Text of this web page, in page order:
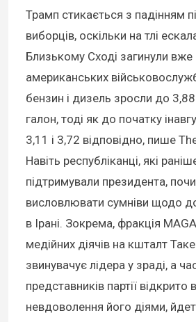
Трамп стикається з падінням
виборців, оскільки на тлі
Близькому Сході загинули вже
американських
бензин і дизель зросли до
галон, тоді як до початку
3,11 і 3,72 відповідно, пише
Навіть республіканці, які
підтримували президента,
висловлювати сумніви щодо
в Ірані. Зокрема, фракція
медійних діячів на кшталт
звинувачує лідера у зраді, а
представників партії
невдоволення його діями,